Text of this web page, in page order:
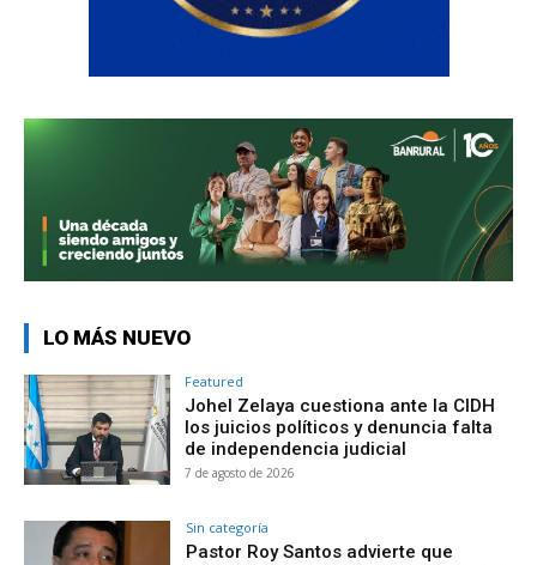
LO MÁS NUEVO
Featured
Johel Zelaya cuestiona ante la CIDH
los juicios políticos y denuncia falta
de independencia judicial
7 de agosto de 2026
Sin categoría
Pastor Roy Santos advierte que